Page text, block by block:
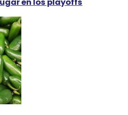
en los playoffs